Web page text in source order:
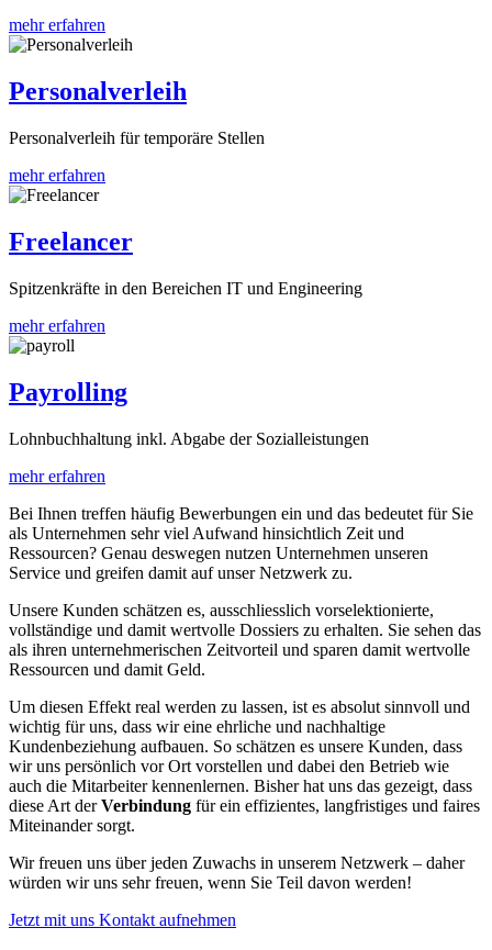
mehr erfahren
Personalverleih
Personalverleih für temporäre Stellen
mehr erfahren
Freelancer
Spitzenkräfte in den Bereichen IT und Engineering
mehr erfahren
Payrolling
Lohnbuchhaltung inkl. Abgabe der Sozialleistungen
mehr erfahren
Bei Ihnen treffen häufig Bewerbungen ein und das bedeutet für Sie
als Unternehmen sehr viel Aufwand hinsichtlich Zeit und
Ressourcen? Genau deswegen nutzen Unternehmen unseren
Service und greifen damit auf unser Netzwerk zu.
Unsere Kunden schätzen es, ausschliesslich vorselektionierte,
vollständige und damit wertvolle Dossiers zu erhalten. Sie sehen das
als ihren unternehmerischen Zeitvorteil und sparen damit wertvolle
Ressourcen und damit Geld.
Um diesen Effekt real werden zu lassen, ist es absolut sinnvoll und
wichtig für uns, dass wir eine ehrliche und nachhaltige
Kundenbeziehung aufbauen. So schätzen es unsere Kunden, dass
wir uns persönlich vor Ort vorstellen und dabei den Betrieb wie
auch die Mitarbeiter kennenlernen. Bisher hat uns das gezeigt, dass
diese Art derVerbindung für ein effizientes, langfristiges und faires
Miteinander sorgt.
Wir freuen uns über jeden Zuwachs in unserem Netzwerk – daher
würden wir uns sehr freuen, wenn Sie Teil davon werden!
Jetzt mit uns Kontakt aufnehmen